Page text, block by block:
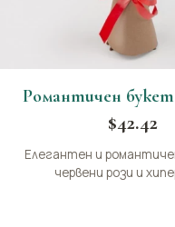
Романтичен
$42.42
Елегантен и
червени рози и